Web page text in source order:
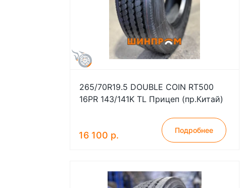
265/70R19.5 DOUBLE COIN RT500
16PR 143/141K TL Прицеп (пр.Китай)
16 100 р. Подробнее